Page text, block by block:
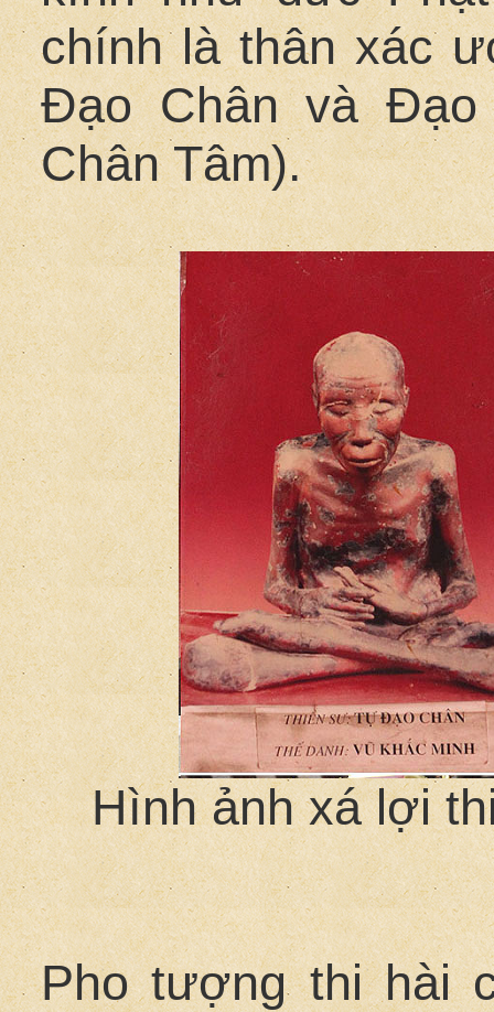
chính là thân xác
Đạo Chân và
Chân Tâm).
Hình ảnh xá lợi
Pho tượng thi hài